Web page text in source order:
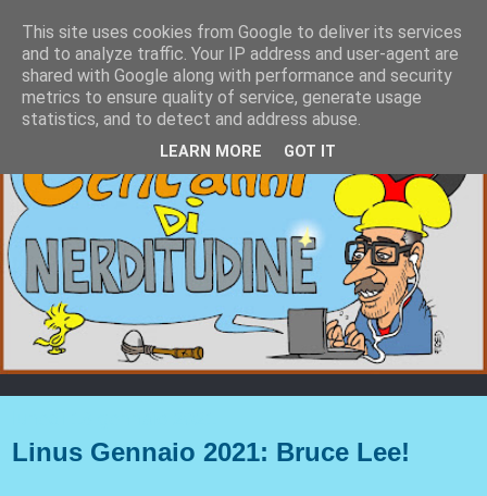
Linus Gennaio 2021: Bruce Lee!
This site uses cookies from Google to deliver its services
and to analyze traffic. Your IP address and user-agent are
shared with Google along with performance and security
metrics to ensure quality of service, generate usage
statistics, and to detect and address abuse.
LEARN MORE GOT IT